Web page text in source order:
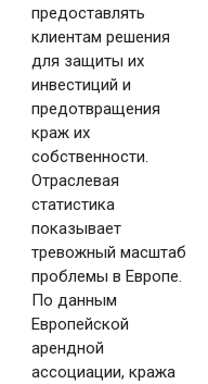
предоставлять
клиентам решения
для защиты их
инвестиций и
предотвращения
краж их
собственности.
Отраслевая
статистика
показывает
тревожный масштаб
проблемы в Европе.
По данным
Европейской
арендной
ассоциации, кража